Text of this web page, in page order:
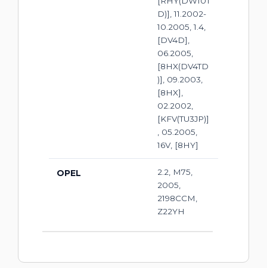
D)], 11.2002-
10.2005, 1.4,
[DV4D],
06.2005,
[8HX(DV4TD
)], 09.2003,
[8HX],
02.2002,
[KFV(TU3JP)]
, 05.2005,
16V, [8HY]
OPEL
2.2, M75,
2005,
2198CCM,
Z22YH